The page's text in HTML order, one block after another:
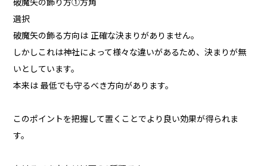
破魔矢の飾り方①方角
選択
破魔矢の飾る方向は 正確な決まりがありません。
しかしこれは神社によって様々な違いがあるため、決まりが無
いとしています。
本来は 最低でも守るべき方向があります。
このポイントを把握して置くことでより良い効果が得られま
す。